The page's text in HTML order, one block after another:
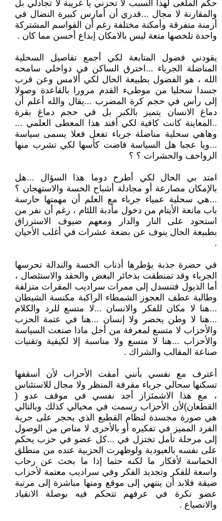
حكم الملغى لهذا السبب لا تحزني يا غريبة لا تجادلي بل
والمقارنة لا مجال ...قدري أن أمارس كبيرة النضال في
أزمنة متفرقة وأمكنة مختلفة رغم أن القواسم المشتركة
واحدة تلخصها متعة ليس بالامكان إبداع أحسن مما كان .
يقودني فضول المتابعة لكي أجمع تفاصيل السحلية
المناضلة الجرباء ...اخترق الساكن في دواخلي سامحه
الله ، هو الفضول بطبيعة الحال لكي ألامس وعن قرب
جسدا سحليا من موطىء القدم مرورا بالقاعدة وصولا
إلى رأس في حجم كرة المضرب ...يقال والله أعلم أن
دماغ الانسان يتميز بالكبر بل في حجم دماغ بقرة
..المعاينة كانت كافية لكي أفند هذا المعطى العلمي ...
وهاهي سحلية مناضلة جرباء تفعل فعلا يسمى سياسة
...ويا عجبا هل السياسة فاضت كأسها لكي تشرب منها
الزواحف والحشرات ؟ ؟
امتد بي الحال لكي أطرح دوما هذا السؤال ...هل
بالإمكان مصارعة أو مجادلة أشباح الخسة والاستهجان ؟
...هي سحلية عمياء جرباء مع العلم أن مهمتها حارسة
باب مانعة الأيتام من دخول مأدبة اللئام ، رغم أن نفر من
استحود على النار والدار ومعهم ضيوف الاسترزاق
بطبيعة الحال ينوف عن بضعة عشرات في أغلب الأحيان
.
في حضرة جذبة يؤطرها أذناب الخسة والندالة تحرسها
الجرباء وقد تمنطقت بذخائر البغض والحقد والاستئصال ،
أما الذيول فتنسدل إلى ممرات سراديب المقرات متزلفة
وطالبة عطف العجوز الشمطاء الراكبة مكنسة الشيطان
...هنا لا مكان للفكر والانسان ...لا متسع للرد والكلام
...هنا لا وطن يحضر ولا إنسان ...هنا في عتمة الحزب
والأحزاب لا متسع لمعرفة من أجل ماذا صنعت السياسة
والأحزاب ...هنا لا متسع ولا مناسبة إلا لكيفية وتقنيات
صناعة المقالب والشراك .
أعترف مع نفسي بأنني أمقت الأحزاب لأن أسقفها
تسكنها سحالي جرباء مقرفة المنظر ولا مجال للاستئناس
، مع هذا الاشمئزاز أجد نفسي في موقف عدو (
القطعان)لأن الأحزاب رسمت في مخيالي كذلك وبالتالي
هي صورة مجسدة لنظام القطيع الذي يحجر على حرية
الفرد المميز في تفكيره أو بالأحرى لا مناص من الوصول
إلى مرحلة تأمل تختزل في ...كل عضو في حزب يحكم
على نفسه بالعبودية ولوظهرت الحزبية عنده من منطلق
الحماسة لأفكار ما لكنه حتما إذا ما بحث عن رحاب
واسعة للفكر وتجديد الفكر وفي سراديب معتمة لأحزاب
ضيقة فلابد أن ينتهي إلى موقع ومنها مباشرة إلى مرتبة
عضو نكرة في عرفهم تتحكم فيه بوصلة الانقياد
والانصياع .